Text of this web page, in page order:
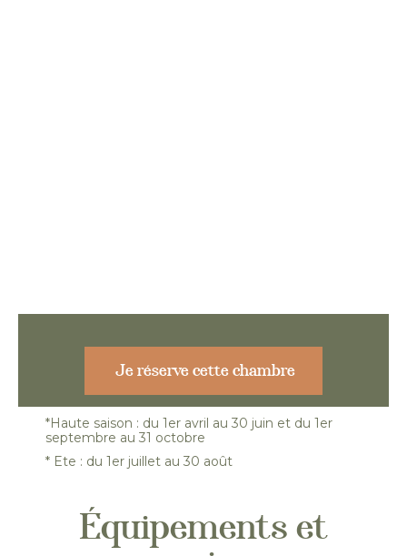
Je réserve cette chambre
*Haute saison : du 1er avril au 30 juin et du 1er
septembre au 31 octobre
* Ete : du 1er juillet au 30 août